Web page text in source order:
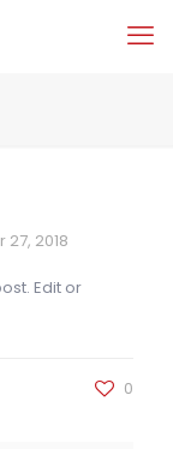
2018
Edit or
0